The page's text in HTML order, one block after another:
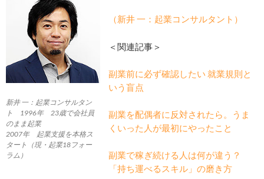
新井 一：起業コンサルタン
ト 1996年 23歳で会社員
のまま起業
2007年 起業支援を本格ス
タート（現・起業18フォー
ラム）
（新井 一：起業コンサルタント）
＜関連記事＞
副業前に必ず確認したい 就業規則と
いう盲点
副業を配偶者に反対されたら。うま
くいった人が最初にやったこと
副業で稼ぎ続ける人は何が違う？
「持ち運べるスキル」の磨き方